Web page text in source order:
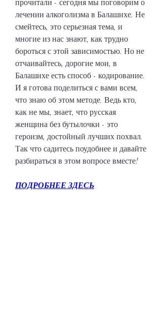
прочитали - сегодня мы поговорим о
лечении алкоголизма в Балашихе. Не
смейтесь, это серьезная тема, и
многие из нас знают, как трудно
бороться с этой зависимостью. Но не
отчаивайтесь, дорогие мои, в
Балашихе есть способ - кодирование.
И я готова поделиться с вами всем,
что знаю об этом методе. Ведь кто,
как не мы, знает, что русская
женщина без бутылочки - это
героизм, достойный лучших похвал.
Так что садитесь поудобнее и давайте
разбираться в этом вопросе вместе!
ПОДРОБНЕЕ ЗДЕСЬ